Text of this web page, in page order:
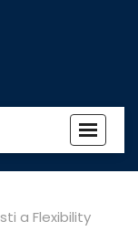
a Flexibility